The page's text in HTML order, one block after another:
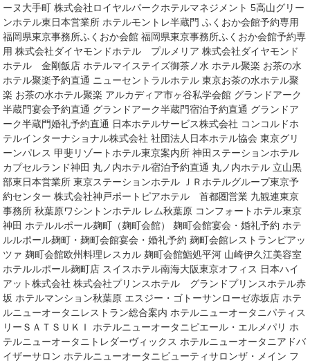
ーヌ大手町 株式会社ロイヤルパークホテルマネジメント 5高山グリー
ンホテル東日本営業所 ホテルモントレ半蔵門 ふくおか会館予約専用
福岡県東京事務所ふくおか会館 福岡県東京事務所ふくおか会館予約専
用 株式会社ダイヤモンドホテル プルメリア 株式会社ダイヤモンド
ホテル 金剛飯店 ホテルマイステイズ御茶ノ水 ホテル聚楽 お茶の水
ホテル聚楽予約直通 ニューセントラルホテル 東京お茶の水ホテル聚
楽 お茶の水ホテル聚楽 アルカディア市ヶ谷私学会館 グランドアーク
半蔵門宴会予約直通 グランドアーク半蔵門宿泊予約直通 グランドア
ーク半蔵門婚礼予約直通 日本ホテルサービス株式会社 コンコルドホ
テルインターナショナル株式会社 社団法人日本ホテル協会 東京グリ
ーンパレス 甲斐リゾートホテル東京案内所 神田ステーションホテル
カプセルランド神田 丸ノ内ホテル宿泊予約直通 丸ノ内ホテル 立山黒
部東日本営業所 東京ステーションホテル ＪＲホテルグループ東京予
約センター 株式会社神戸ポートピアホテル 首都圏営業 九観連東京
事務所 秋葉原ワシントンホテル レム秋葉原 コンフォートホテル東京
神田 ホテルルポール麹町（麹町会館） 麹町会館宴会・婚礼予約 ホテ
ルルポール麹町・麹町会館宴会・婚礼予約 麹町会館レストランピアッ
ツァ 麹町会館欧州料理レスカル 麹町会館鮨処平河 山崎伊久江美容室
ホテルルポール麹町店 スイスホテル南海大阪東京オフィス 日本ハイ
アット株式会社 株式会社プリンスホテル グランドプリンスホテル赤
坂 ホテルマンション秋葉原 エスジー・ゴトーサンローゼ赤坂店 ホテ
ルニューオータニレストラン総合案内 ホテルニューオータニパティス
リーＳＡＴＳＵＫＩ ホテルニューオータニピエール・エルメパリ ホ
テルニューオータニトレダーヴィックス ホテルニューオータニアドバ
イザーサロン ホテルニューオータニビューティサロンザ・メイン フ